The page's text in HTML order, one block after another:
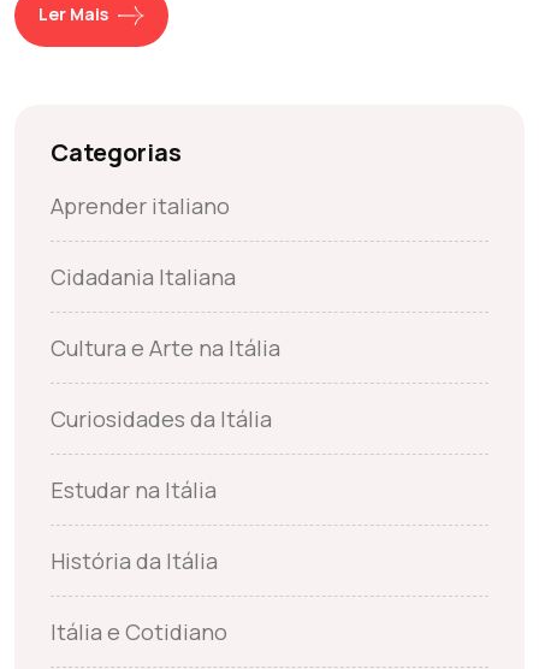
Ler Mais
Categorias
Aprender italiano
Cidadania Italiana
Cultura e Arte na Itália
Curiosidades da Itália
Estudar na Itália
História da Itália
Itália e Cotidiano